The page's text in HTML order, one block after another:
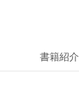
書籍紹介